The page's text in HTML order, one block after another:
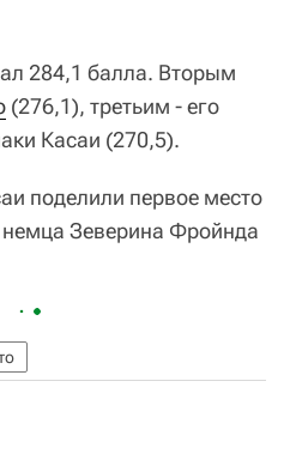
284,1 балла. Вторым
(276,1), третьим - его
Касаи (270,5).
поделили первое место
немца Зеверина Фройнда